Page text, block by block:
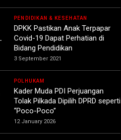
PENDIDIKAN & KESEHATAN
DPKK Pastikan Anak Terpapar
Covid-19 Dapat Perhatian di
Bidang Pendidikan
3 September 2021
POLHUKAM
Kader Muda PDI Perjuangan
Tolak Pilkada Dipilih DPRD seperti
“Poco-Poco”
12 January 2026